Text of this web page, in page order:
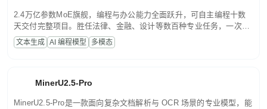
2.4万亿参数MoE旗舰，编程与办公能力全面跃升，可自主编程十数
天交付完整项目。胜任法律、金融、设计等数百种专业任务，一次对
话端到端交付生产级成果。原生视觉理解贯穿规划、执行与验证全流
程，支持超长文档与长视频的深度语义解析。长程任务中自主规划与
文本生成 AI 编程模型 多模态
MinerU2.5-Pro
MinerU2.5-Pro是一款面向复杂文档解析与 OCR 场景的专业模型，能